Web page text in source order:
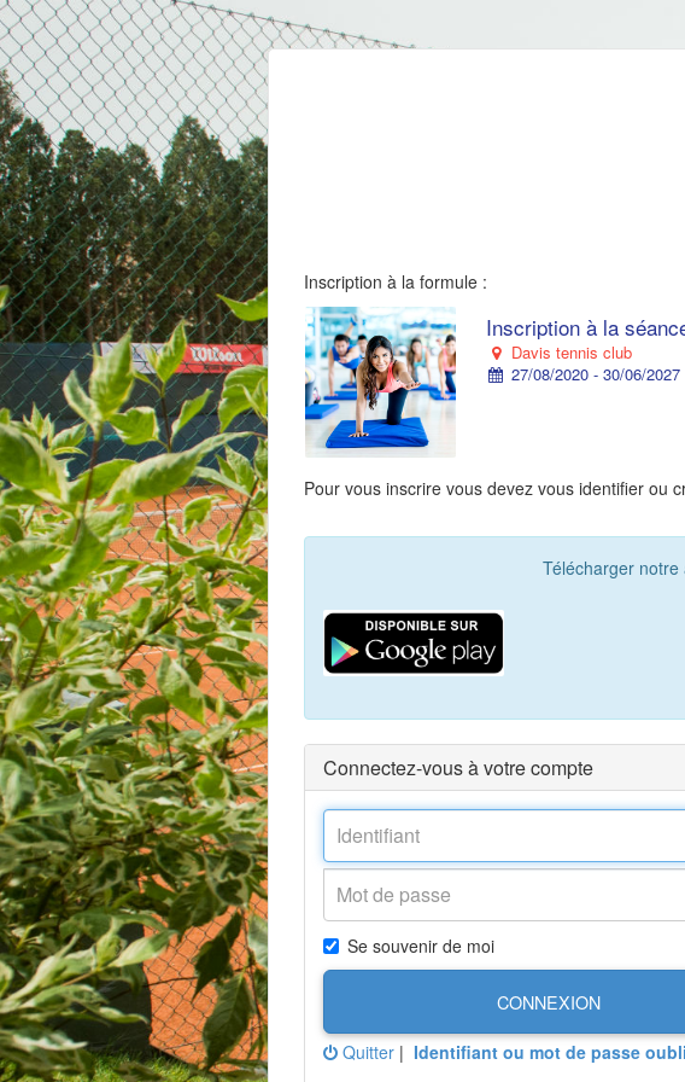
Inscription à la formule :
Inscription à la
Davis tennis club
27/08/2020 - 30/06/2027
Pour vous inscrire vous devez vous identifier ou
Télécharger
Connectez-vous à votre compte
Se souvenir de moi
CONNEXION
Quitter | Identifiant ou mot de passe